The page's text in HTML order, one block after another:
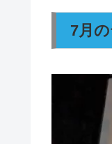
7月